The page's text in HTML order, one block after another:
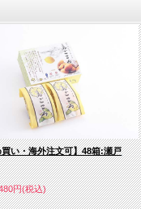
い・海外注文可】48箱:瀬戸
円(税込)